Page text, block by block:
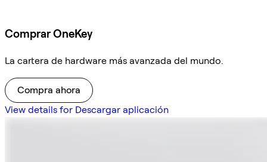
Comprar OneKey
La cartera de hardware más avanzada del mundo.
Compra ahora
View details for Descargar aplicación